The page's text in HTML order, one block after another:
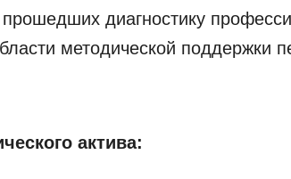
диагностику
методической поддержки
актива: